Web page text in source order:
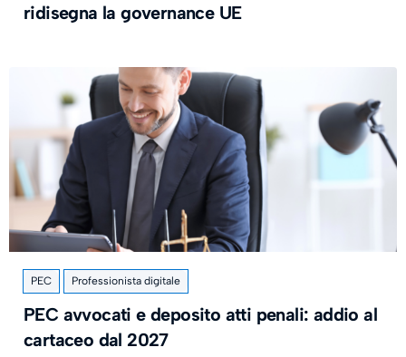
ridisegna la governance UE
PEC Professionista digitale
PEC avvocati e deposito atti penali: addio al
cartaceo dal 2027